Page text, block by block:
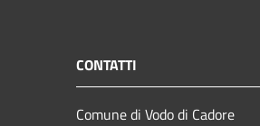
CONTATTI
Comune di Vodo di Cadore